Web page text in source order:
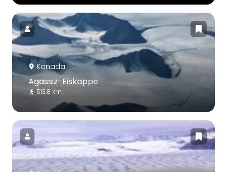
Kanada
Agassiz-Eiskappe
513.8 km